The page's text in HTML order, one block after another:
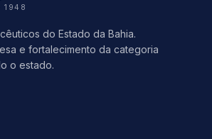
1948
do Estado da Bahia.
e fortalecimento da categoria
o estado.